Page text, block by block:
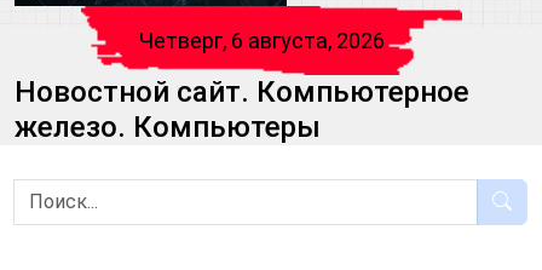
Четверг, 6 августа, 2026
Новостной сайт. Компьютерное
железо. Компьютеры